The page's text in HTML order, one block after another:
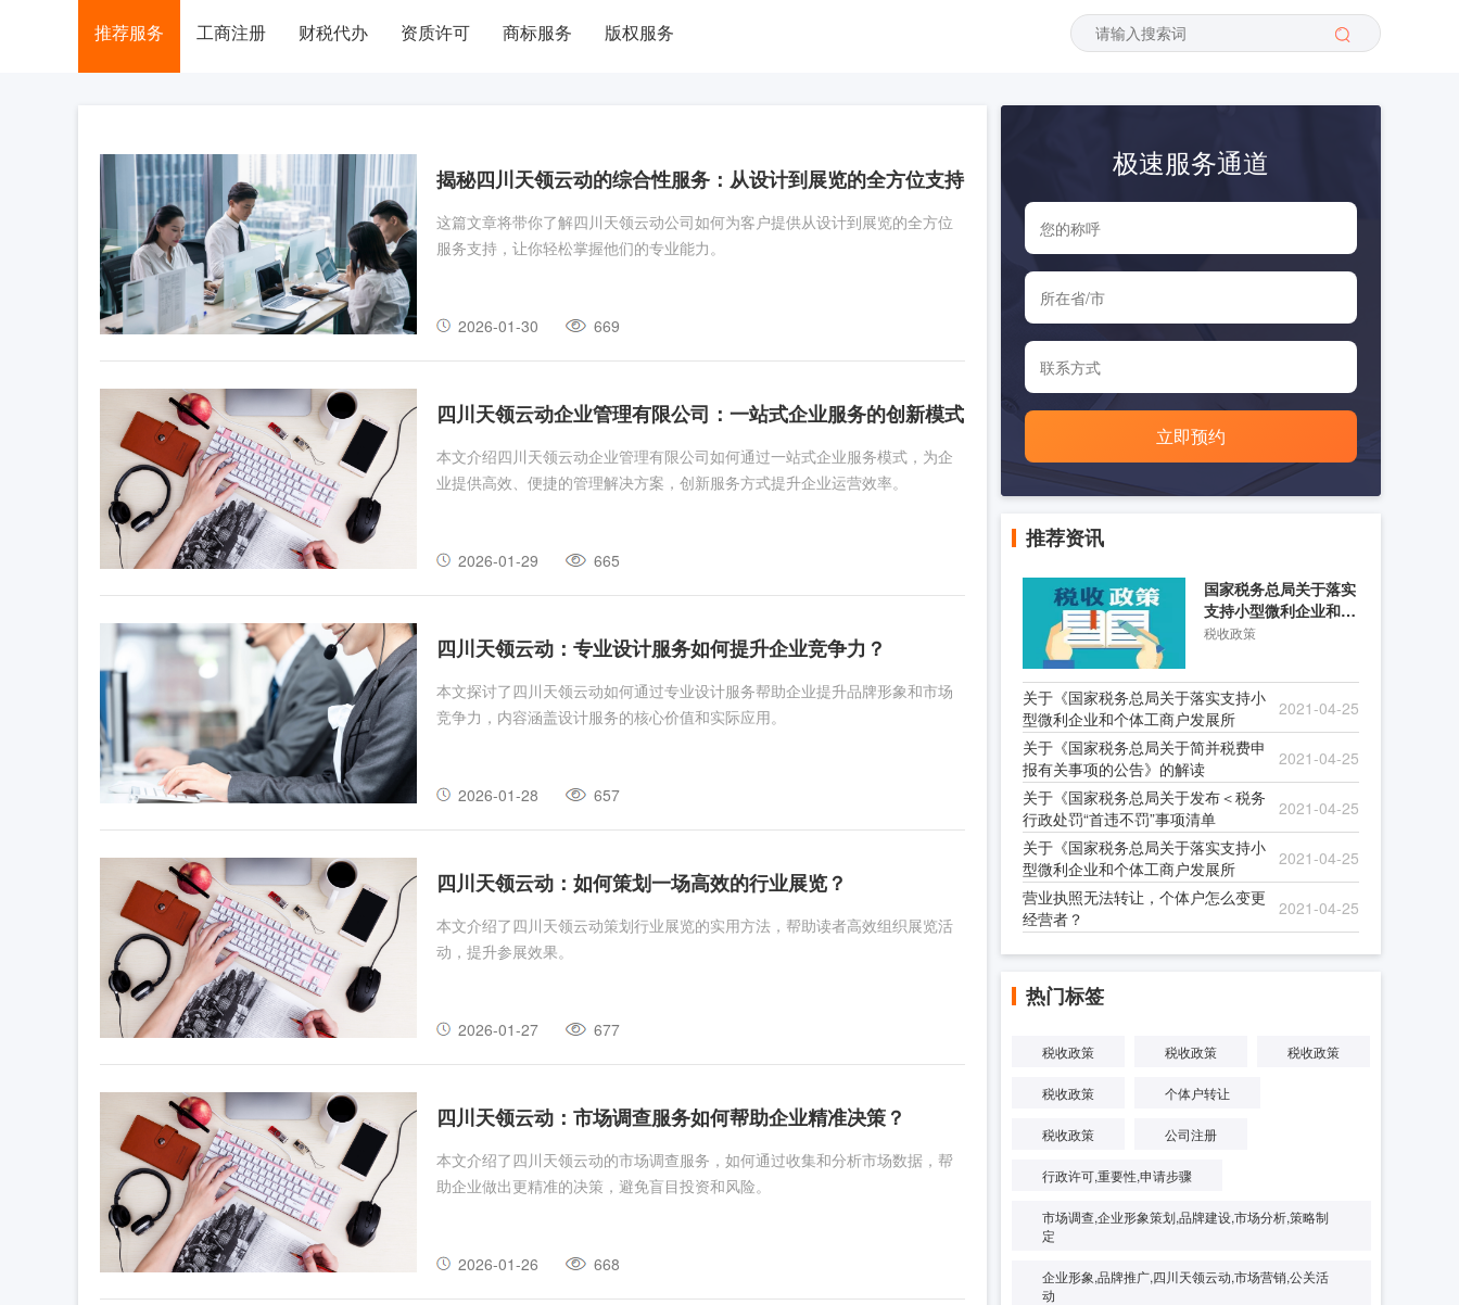
推荐服务 工商注册 财税代办 资质许可 商标服务 版权服务
揭秘四川天领云动的综合性服务：从设计到展览的全方位支持
这篇文章将带你了解四川天领云动公司如何为客户提供从设计到展览的全方位
服务支持，让你轻松掌握他们的专业能力。
2026-01-30 669
四川天领云动企业管理有限公司：一站式企业服务的创新模式
本文介绍四川天领云动企业管理有限公司如何通过一站式企业服务模式，为企
业提供高效、便捷的管理解决方案，创新服务方式提升企业运营效率。
2026-01-29 665
四川天领云动：专业设计服务如何提升企业竞争力？
本文探讨了四川天领云动如何通过专业设计服务帮助企业提升品牌形象和市场
竞争力，内容涵盖设计服务的核心价值和实际应用。
2026-01-28 657
四川天领云动：如何策划一场高效的行业展览？
本文介绍了四川天领云动策划行业展览的实用方法，帮助读者高效组织展览活
动，提升参展效果。
2026-01-27 677
四川天领云动：市场调查服务如何帮助企业精准决策？
本文介绍了四川天领云动的市场调查服务，如何通过收集和分析市场数据，帮
助企业做出更精准的决策，避免盲目投资和风险。
2026-01-26 668
极速服务通道
立即预约
推荐资讯
国家税务总局关于落实
支持小型微利企业和个
体工商户发展所得税优
税收政策
关于《国家税务总局关于落实支持小
型微利企业和个体工商户发展所
2021-04-25
关于《国家税务总局关于简并税费申
报有关事项的公告》的解读
2021-04-25
关于《国家税务总局关于发布＜税务
行政处罚“首违不罚”事项清单
2021-04-25
关于《国家税务总局关于落实支持小
型微利企业和个体工商户发展所
2021-04-25
营业执照无法转让，个体户怎么变更
经营者？
2021-04-25
热门标签
税收政策 税收政策 税收政策
税收政策 个体户转让
税收政策 公司注册
行政许可,重要性,申请步骤
市场调查,企业形象策划,品牌建设,市场分析,策略制
定
企业形象,品牌推广,四川天领云动,市场营销,公关活
动